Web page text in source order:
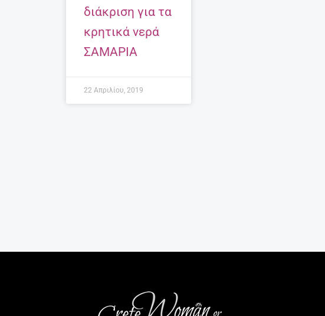
διάκριση για τα
κρητικά νερά
ΣΑΜΑΡΙΑ
22 Απριλίου, 2019